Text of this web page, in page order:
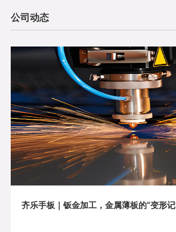
公司动态
齐乐手板｜钣金加工，金属薄板的“变形记